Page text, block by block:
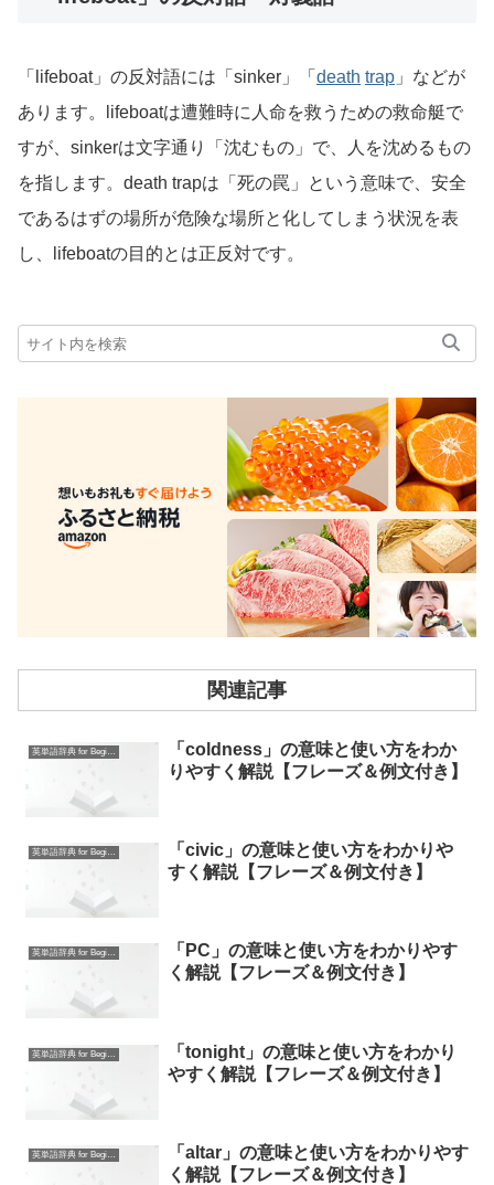
「lifeboat」の反対語には「sinker」「 death trap 」などが
あります。lifeboatは遭難時に人命を救うための救命艇で
すが、sinkerは文字通り「沈むもの」で、人を沈めるもの
を指します。death trapは「死の罠」という意味で、安全
であるはずの場所が危険な場所と化してしまう状況を表
し、lifeboatの目的とは正反対です。
関連記事
英単語辞典 for Beginners
「coldness」の意味と使い方をわか
りやすく解説【フレーズ＆例文付き】
英単語辞典 for Beginners
「civic」の意味と使い方をわかりや
すく解説【フレーズ＆例文付き】
英単語辞典 for Beginners
「PC」の意味と使い方をわかりやす
く解説【フレーズ＆例文付き】
英単語辞典 for Beginners
「tonight」の意味と使い方をわかり
やすく解説【フレーズ＆例文付き】
英単語辞典 for Beginners
「altar」の意味と使い方をわかりやす
く解説【フレーズ＆例文付き】